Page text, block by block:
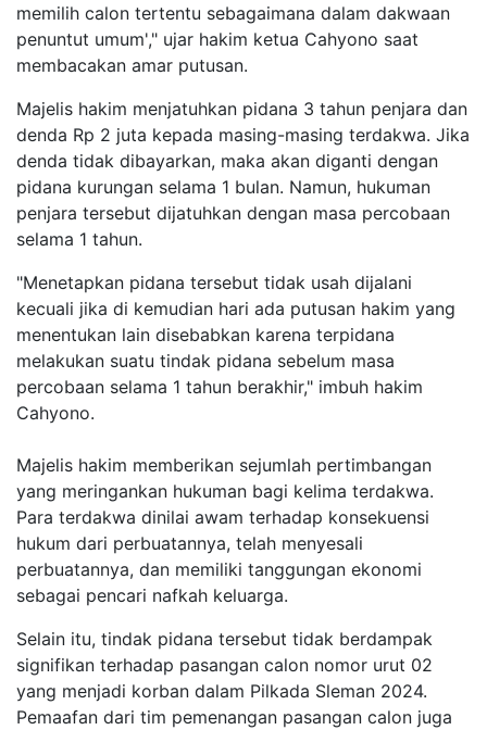
memilih calon tertentu sebagaimana dalam dakwaan
penuntut umum'," ujar hakim ketua Cahyono saat
membacakan amar putusan.
Majelis hakim menjatuhkan pidana 3 tahun penjara dan
denda Rp 2 juta kepada masing-masing terdakwa. Jika
denda tidak dibayarkan, maka akan diganti dengan
pidana kurungan selama 1 bulan. Namun, hukuman
penjara tersebut dijatuhkan dengan masa percobaan
selama 1 tahun.
"Menetapkan pidana tersebut tidak usah dijalani
kecuali jika di kemudian hari ada putusan hakim yang
menentukan lain disebabkan karena terpidana
melakukan suatu tindak pidana sebelum masa
percobaan selama 1 tahun berakhir," imbuh hakim
Cahyono.
Majelis hakim memberikan sejumlah pertimbangan
yang meringankan hukuman bagi kelima terdakwa.
Para terdakwa dinilai awam terhadap konsekuensi
hukum dari perbuatannya, telah menyesali
perbuatannya, dan memiliki tanggungan ekonomi
sebagai pencari nafkah keluarga.
Selain itu, tindak pidana tersebut tidak berdampak
signifikan terhadap pasangan calon nomor urut 02
yang menjadi korban dalam Pilkada Sleman 2024.
Pemaafan dari tim pemenangan pasangan calon juga